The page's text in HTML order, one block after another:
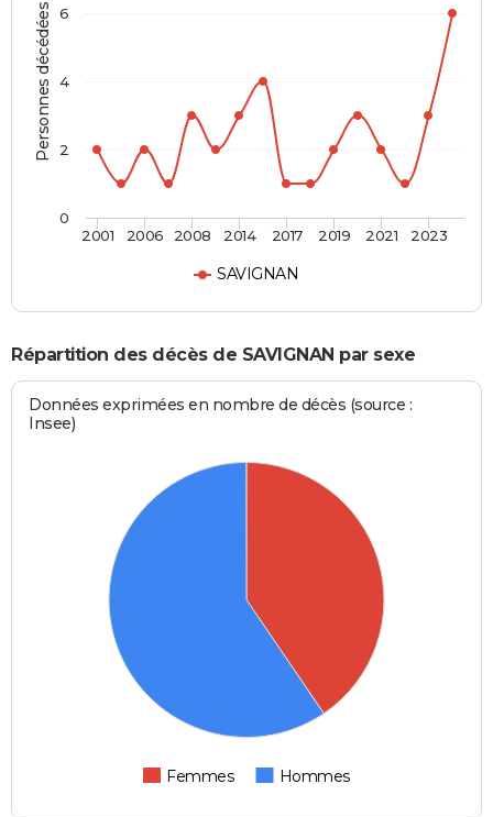
Personnes décédées
SAVIGNAN
2001 2006 2008 2014 2017 2019 2021 2023
0
2
4
6
Répartition des décès de SAVIGNAN par sexe
Données exprimées en nombre de décès (source :
Insee)
Femmes Hommes